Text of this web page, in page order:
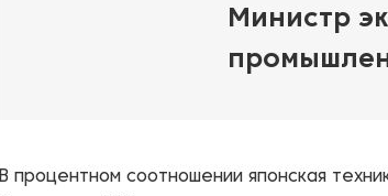
Министр
В процентном соотношении японская